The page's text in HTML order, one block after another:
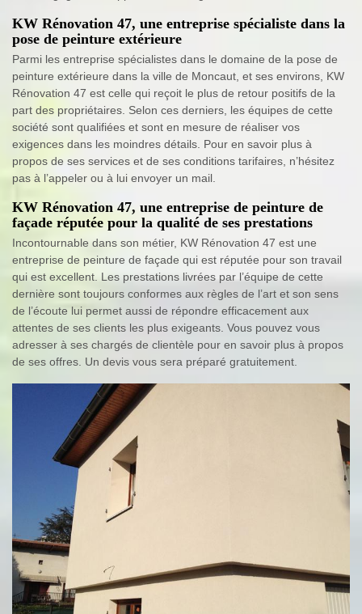
KW Rénovation 47, une entreprise spécialiste dans la
pose de peinture extérieure
Parmi les entreprise spécialistes dans le domaine de la pose de
peinture extérieure dans la ville de Moncaut, et ses environs, KW
Rénovation 47 est celle qui reçoit le plus de retour positifs de la
part des propriétaires. Selon ces derniers, les équipes de cette
société sont qualifiées et sont en mesure de réaliser vos
exigences dans les moindres détails. Pour en savoir plus à
propos de ses services et de ses conditions tarifaires, n’hésitez
pas à l’appeler ou à lui envoyer un mail.
KW Rénovation 47, une entreprise de peinture de
façade réputée pour la qualité de ses prestations
Incontournable dans son métier, KW Rénovation 47 est une
entreprise de peinture de façade qui est réputée pour son travail
qui est excellent. Les prestations livrées par l’équipe de cette
dernière sont toujours conformes aux règles de l’art et son sens
de l’écoute lui permet aussi de répondre efficacement aux
attentes de ses clients les plus exigeants. Vous pouvez vous
adresser à ses chargés de clientèle pour en savoir plus à propos
de ses offres. Un devis vous sera préparé gratuitement.